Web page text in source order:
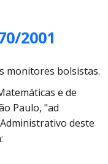
2001
monitores bolsistas.
e de
Paulo, "ad
deste